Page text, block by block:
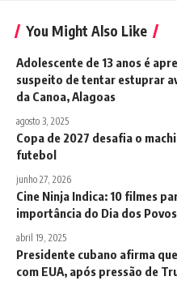
You Might Also Like
Adolescente de 13 anos é
suspeito de tentar estuprar
da Canoa, Alagoas
agosto 3, 2025
Copa de 2027 desafia o
futebol
junho 27, 2026
Cine Ninja Indica: 10 filmes
importância do Dia dos
abril 19, 2025
Presidente cubano afirma
com EUA, após pressão de